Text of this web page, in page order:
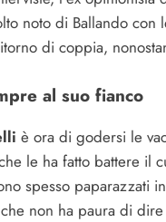
noto di Ballando con
di coppia,
al suo fianco
è ora di godersi le
le ha fatto battere il
spesso paparazzati
non ha paura di